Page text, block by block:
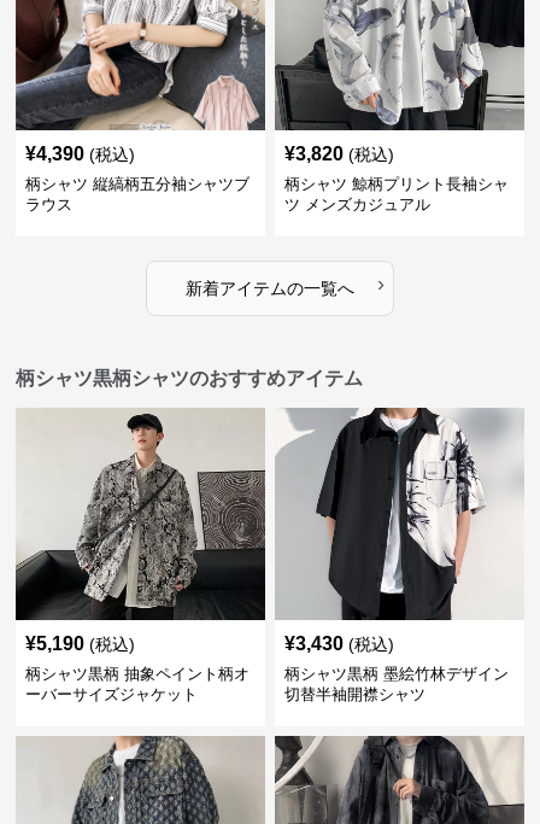
¥4,390 (税込)
柄シャツ 縦縞柄五分袖シャツブ
ラウス
¥3,820 (税込)
柄シャツ 鯨柄プリント長袖シャ
ツ メンズカジュアル
新着アイテムの一覧へ ›
柄シャツ黒柄シャツのおすすめアイテム
¥5,190 (税込)
柄シャツ黒柄 抽象ペイント柄オ
ーバーサイズジャケット
¥3,430 (税込)
柄シャツ黒柄 墨絵竹林デザイン
切替半袖開襟シャツ